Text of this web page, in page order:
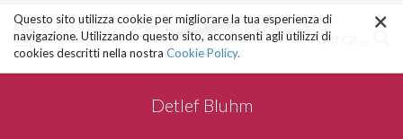
ai
contenuti.
|
Salta
Cerca ... ×
Questo sito utilizza cookie per migliorare la tua esperienza di
navigazione. Utilizzando questo sito, acconsenti agli utilizzi di
cookies descritti nella nostra Cookie Policy.
Detlef Bluhm